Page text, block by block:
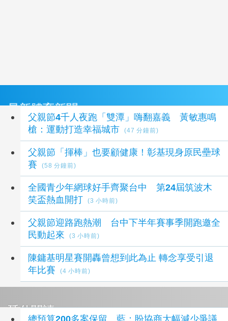
最新體育新聞
父親節4千人夜跑「雙潭」嗨翻嘉義 黃敏惠鳴
槍：運動打造幸福城市
(47 分鐘前)
父親節「揮棒」也要顧健康！彰基現身原民壘球
賽
(58 分鐘前)
全國青少年網球好手齊聚台中 第24屆筑波木
笑盃熱血開打
(3 小時前)
父親節迎路跑熱潮 台中下半年賽事季開跑邀全
民動起來
(3 小時前)
陳鏞基明星賽開轟曾想到此為止 轉念享受引退
年比賽
(4 小時前)
延伸閱讀
總預算200多案保留 藍：盼協商大幅減少爭議